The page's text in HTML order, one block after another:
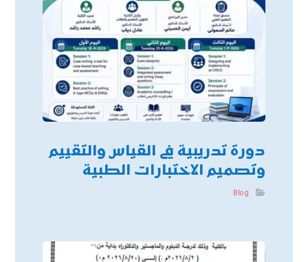
دورة تدريبية في القياس والتقييم
وتصميم الاختبارات الطبية
Blog